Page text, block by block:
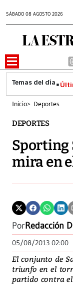
SÁBADO 08 AGOSTO 2026
Inicio> Deportes
DEPORTES
Sporting
mira en
PorRedacción
05/08/2013 02:00
El conjunto de
triunfo en el
partido contra